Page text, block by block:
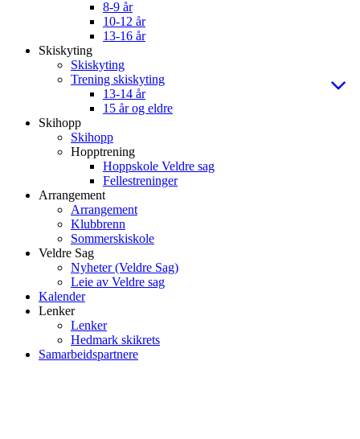
8-9 år
10-12 år
13-16 år
Skiskyting
Skiskyting
Trening skiskyting
13-14 år
15 år og eldre
Skihopp
Skihopp
Hopptrening
Hoppskole Veldre sag
Fellestreninger
Arrangement
Arrangement
Klubbrenn
Sommerskiskole
Veldre Sag
Nyheter (Veldre Sag)
Leie av Veldre sag
Kalender
Lenker
Lenker
Hedmark skikrets
Samarbeidspartnere